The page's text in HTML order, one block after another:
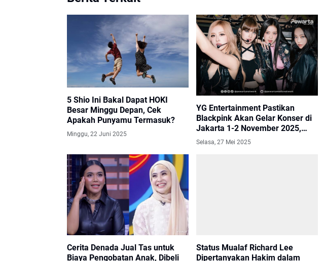
5 Shio Ini Bakal Dapat HOKI
Besar Minggu Depan, Cek
Apakah Punyamu Termasuk?
YG Entertainment Pastikan
Blackpink Akan Gelar Konser di
Jakarta 1-2 November 2025,
Tiket Mulai Dijual 12 Juni
Cerita Denada Jual Tas untuk
Biaya Pengobatan Anak, Dibeli
Dipertanyakan Hakim dalam